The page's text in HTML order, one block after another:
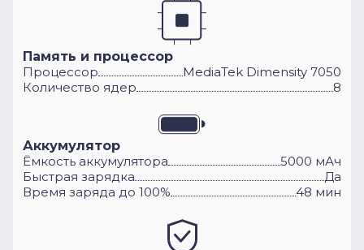
Память и процессор
Процессор
MediaTek Dimensity 7050
Количество ядер
8
Аккумулятор
Ёмкость аккумулятора
5000 мАч
Быстрая зарядка
Да
Время заряда до 100%
48 мин